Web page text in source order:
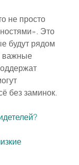
не просто
Это
будут рядом
важные
без заминок.